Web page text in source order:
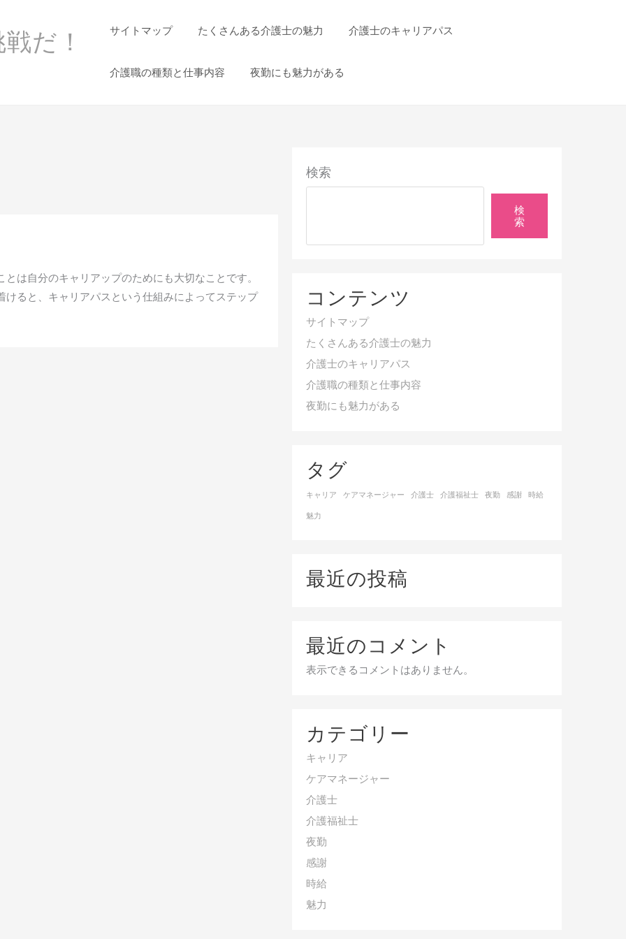
だ！
サイトマップ たくさんある介護士の魅力 介護士のキャリアパス
介護職の種類と仕事内容 夜勤にも魅力がある
は自分のキャリアップのためにも大切なことです。
ると、キャリアパスという仕組みによってステップ
検索
検
索
コンテンツ
サイトマップ
たくさんある介護士の魅力
介護士のキャリアパス
介護職の種類と仕事内容
夜勤にも魅力がある
タグ
キャリア ケアマネージャー 介護士 介護福祉士 夜勤 感謝 時給
魅力
最近の投稿
最近のコメント
表示できるコメントはありません。
カテゴリー
キャリア
ケアマネージャー
介護士
介護福祉士
夜勤
感謝
時給
魅力